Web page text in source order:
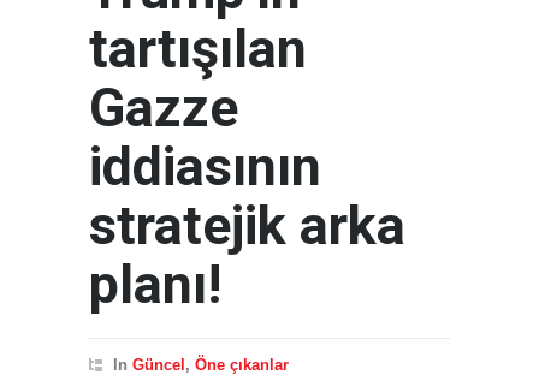
tartışılan
Gazze
iddiasının
stratejik arka
planı!
In Güncel, Öne çıkanlar